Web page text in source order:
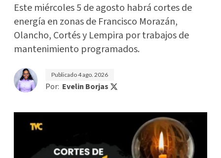
Este miércoles 5 de agosto habrá cortes de
energía en zonas de Francisco Morazán,
Olancho, Cortés y Lempira por trabajos de
mantenimiento programados.
Publicado4 ago. 2026
Por: Evelin Borjas